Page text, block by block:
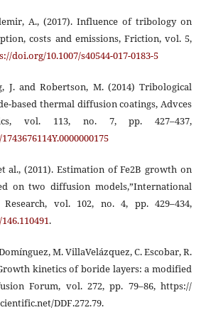
A., (2017). Influence of tribology on
costs and emissions, Friction, vol. 5,
doi.org/10.1007/s40544-017-0183-5
J. and Robertson, M. (2014) Tribological
based thermal diffusion coatings, Advces
vol. 113, no. 7, pp. 427–437,
al., (2011). Estimation of Fe2B growth on
on two diffusion models,”International
vol. 102, no. 4, pp. 429–434,
.
M. VillaVelázquez, C. Escobar, R.
kinetics of boride layers: a modified
Forum, vol. 272, pp. 79–86, https://
DDF.272.79.